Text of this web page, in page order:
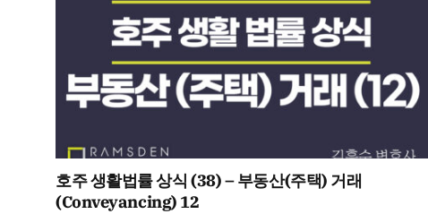
호주 생활법률 상식 (38) – 부동산(주택) 거래
(Conveyancing) 12